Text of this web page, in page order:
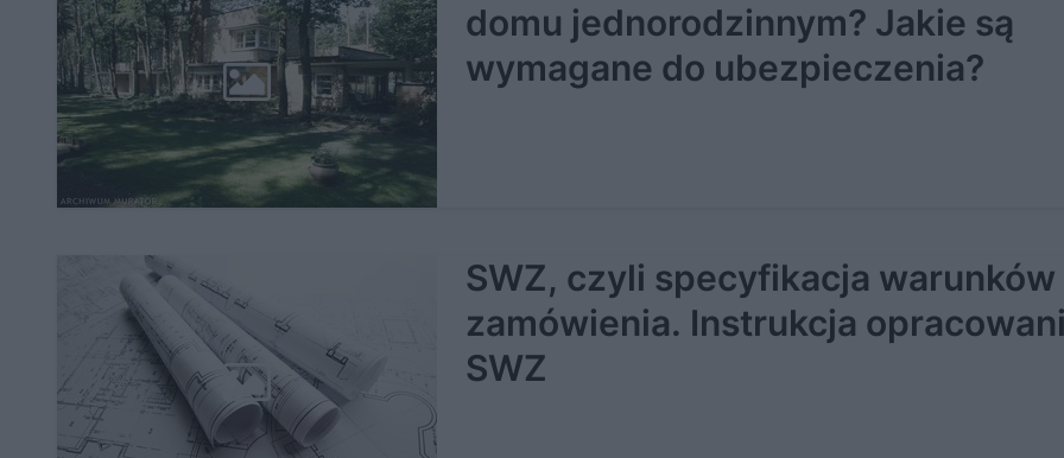
domu jednorodzinnym? Jakie są
wymagane do ubezpieczenia?
SWZ, czyli specyfikacja warunków
zamówienia. Instrukcja
SWZ